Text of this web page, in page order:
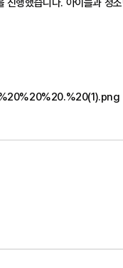
진행했습니다. 아이들과 청